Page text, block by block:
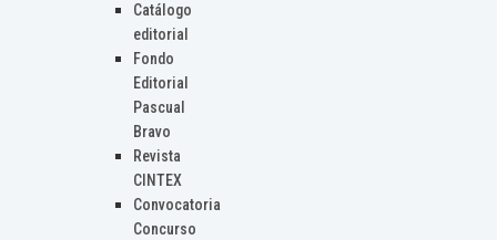
Catálogo
editorial
Fondo
Editorial
Pascual
Bravo
Revista
CINTEX
Convocatoria
Concurso